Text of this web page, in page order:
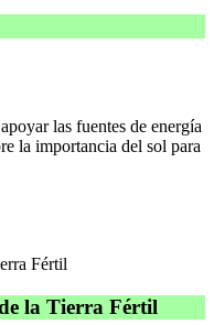
las fuentes de energía
la importancia del sol para
Fértil
la Tierra Fértil